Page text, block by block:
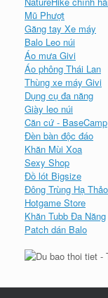
Mũ Phượt
Găng tay Xe máy
Balo Leo núi
Áo mưa Givi
Áo phông Thái Lan
Thùng xe máy Givi
Dụng cụ đa năng
Giày leo núi
Căn cứ - BaseCamp
Đèn bàn độc đáo
Khăn Mùi Xoa
Sexy Shop
Đồ lót Bigsize
Đông Trùng Hạ Thảo
Hotgame Store
Khăn Tubb Đa Năng
Patch dán Balo